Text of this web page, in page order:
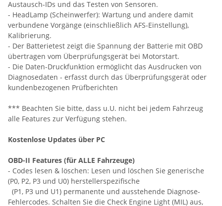
Austausch-IDs und das Testen von Sensoren.
- HeadLamp (Scheinwerfer): Wartung und andere damit
verbundene Vorgänge (einschließlich AFS-Einstellung),
Kalibrierung.
- Der Batterietest zeigt die Spannung der Batterie mit OBD
übertragen vom Überprüfungsgerät bei Motorstart.
- Die Daten-Druckfunktion ermöglicht das Ausdrucken von
Diagnosedaten - erfasst durch das Überprüfungsgerät oder
kundenbezogenen Prüfberichten
*** Beachten Sie bitte, dass u.U. nicht bei jedem Fahrzeug
alle Features zur Verfügung stehen.
Kostenlose Updates über PC
OBD-II Features (für ALLE Fahrzeuge)
- Codes lesen & löschen: Lesen und löschen Sie generische
(P0, P2, P3 und U0) herstellerspezifische
(P1, P3 und U1) permanente und ausstehende Diagnose-
Fehlercodes. Schalten Sie die Check Engine Light (MIL) aus,